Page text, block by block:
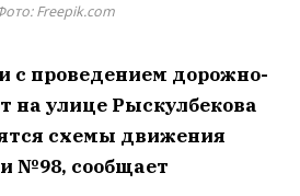
Freepik.com
с проведением дорожно-
на улице Рыскулбекова
схемы движения
№98, сообщает